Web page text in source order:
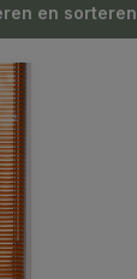
en sorteren